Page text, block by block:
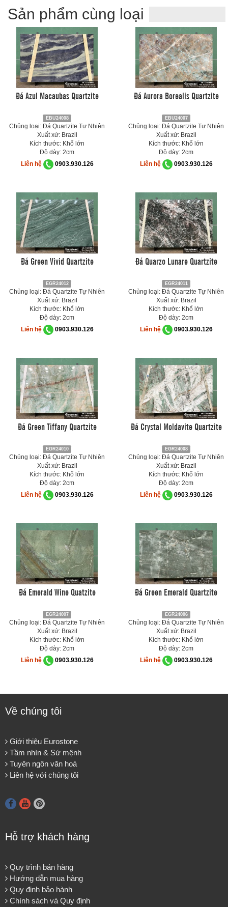
Sản phẩm cùng loại
Đá Azul Macaubas Quartzite
EBU24008
Chủng loại: Đá Quartzite Tự Nhiên
Xuất xứ: Brazil
Kích thước: Khổ lớn
Độ dày: 2cm
Liên hệ
0903.930.126
Đá Aurora Borealis Quartzite
EBU24007
Chủng loại: Đá Quartzite Tự Nhiên
Xuất xứ: Brazil
Kích thước: Khổ lớn
Độ dày: 2cm
Liên hệ
0903.930.126
Đá Green Vivid Quartzite
EGR24012
Chủng loại: Đá Quartzite Tự Nhiên
Xuất xứ: Brazil
Kích thước: Khổ lớn
Độ dày: 2cm
Liên hệ
0903.930.126
Đá Quarzo Lunare Quartzite
EGR24011
Chủng loại: Đá Quartzite Tự Nhiên
Xuất xứ: Brazil
Kích thước: Khổ lớn
Độ dày: 2cm
Liên hệ
0903.930.126
Đá Green Tiffany Quartzite
EGR24010
Chủng loại: Đá Quartzite Tự Nhiên
Xuất xứ: Brazil
Kích thước: Khổ lớn
Độ dày: 2cm
Liên hệ
0903.930.126
Đá Crystal Moldavite Quartzite
EGR24008
Chủng loại: Đá Quartzite Tự Nhiên
Xuất xứ: Brazil
Kích thước: Khổ lớn
Độ dày: 2cm
Liên hệ
0903.930.126
Đá Emerald Wine Quatzite
EGR24007
Chủng loại: Đá Quartzite Tự Nhiên
Xuất xứ: Brazil
Kích thước: Khổ lớn
Độ dày: 2cm
Liên hệ
0903.930.126
Đá Green Emerald Quartzite
EGR24006
Chủng loại: Đá Quartzite Tự Nhiên
Xuất xứ: Brazil
Kích thước: Khổ lớn
Độ dày: 2cm
Liên hệ
0903.930.126
Về chúng tôi
Giới thiệu Eurostone
Tầm nhìn & Sứ mệnh
Tuyên ngôn văn hoá
Liên hệ với chúng tôi
Hỗ trợ khách hàng
Quy trình bán hàng
Hướng dẫn mua hàng
Quy định bảo hành
Chính sách và Quy định